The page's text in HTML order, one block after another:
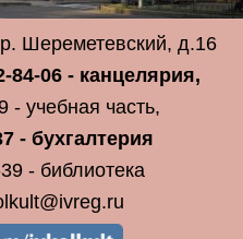
Шереметевский, д.16
84-06 - канцелярия,
- учебная часть,
- бухгалтерия
- библиотека